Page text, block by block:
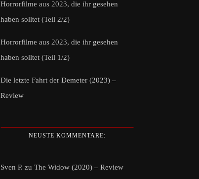
Horrorfilme aus 2023, die ihr gesehen
haben solltet (Teil 2/2)
Horrorfilme aus 2023, die ihr gesehen
haben solltet (Teil 1/2)
Die letzte Fahrt der Demeter (2023) –
Review
NEUSTE KOMMENTARE:
Sven P. zu The Widow (2020) – Review